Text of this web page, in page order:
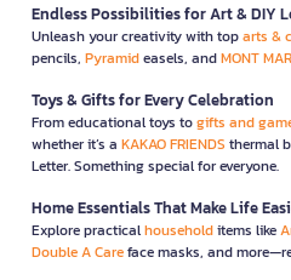
Endless Possibilities for Art & DIY
Unleash your creativity with toparts &
pencils, Pyramideasels, andMONT
Toys & Gifts for Every Celebration
From educational toys togifts and
whether it’s a KAKAO FRIENDS thermal
Letter. Something special for everyone.
Home Essentials That Make Life
Explore practicalhouseholditems like
Double A Careface masks, and